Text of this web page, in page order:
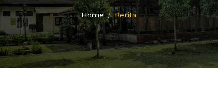
Home Berita